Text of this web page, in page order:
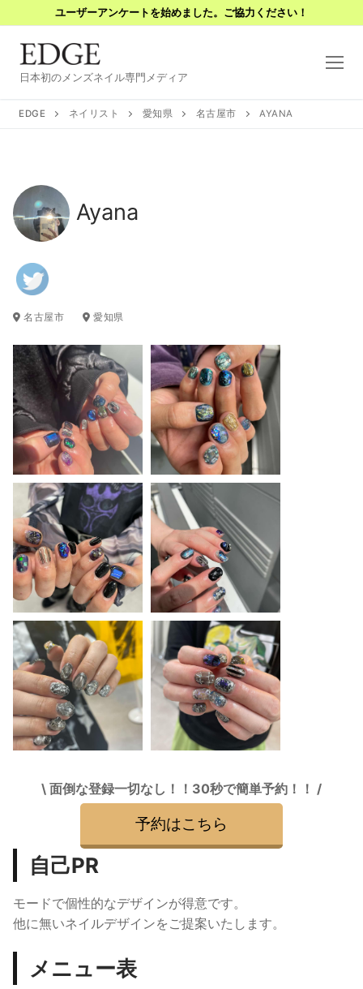
ン
ユーザーアンケートを始めました。ご協力ください！
日本初のメンズネイル専門メディア
EDGE ネイリスト 愛知県 名古屋市 AYANA
Ayana
名古屋市 愛知県
\ 面倒な登録一切なし！！30秒で簡単予約！！ /
予約はこちら
自己PR
モードで個性的なデザインが得意です。
他に無いネイルデザインをご提案いたします。
メニュー表